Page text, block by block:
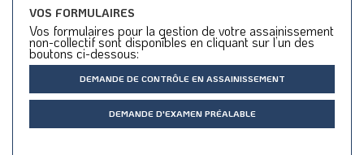
VOS FORMULAIRES
Vos formulaires pour la gestion de votre assainissement
non-collectif sont disponibles en cliquant sur l’un des
boutons ci-dessous:
DEMANDE DE CONTRÔLE EN ASSAINISSEMENT
DEMANDE D'EXAMEN PRÉALABLE